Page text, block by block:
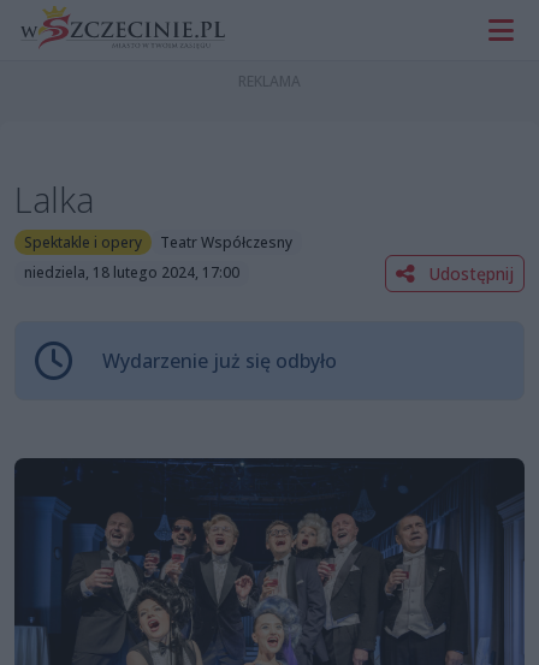
Lalka
Spektakle i opery
Teatr Współczesny
niedziela, 18 lutego 2024, 17:00
Udostępnij
Wydarzenie już się odbyło